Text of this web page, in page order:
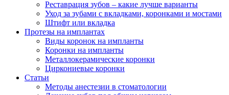
Реставрация зубов – какие лучше варианты
Уход за зубами с вкладками, коронками и мостами
Штифт или вкладка
Протезы на имплантах
Виды коронок на импланты
Коронки на импланты
Металлокерамические коронки
Циркониевые коронки
Статьи
Методы анестезии в стоматологии